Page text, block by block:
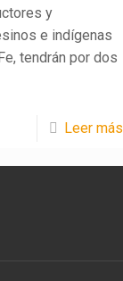
y
e indígenas
tendrán por dos
Leer más